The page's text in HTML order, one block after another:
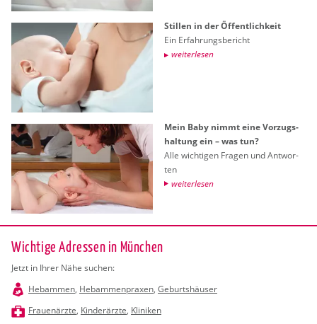
Stil­len in der Öf­fent­lich­keit
Ein Er­fah­rungs­be­richt
wei­ter­le­sen
Mein Baby nimmt eine Vor­zugs­
hal­tung ein – was tun?
Alle wich­ti­gen Fra­gen und Ant­wor­
ten
wei­ter­le­sen
Wichtige Adressen in München
Jetzt in Ihrer Nähe suchen:
Hebammen, Hebammenpraxen, Geburtshäuser
Frauenärzte, Kinderärzte, Kliniken